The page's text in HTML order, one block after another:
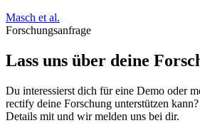
Masch et al.
Forschungsanfrage
Lass uns über deine
Du interessierst dich für eine Demo oder
rectify deine Forschung unterstützen
Details mit und wir melden uns bei dir.